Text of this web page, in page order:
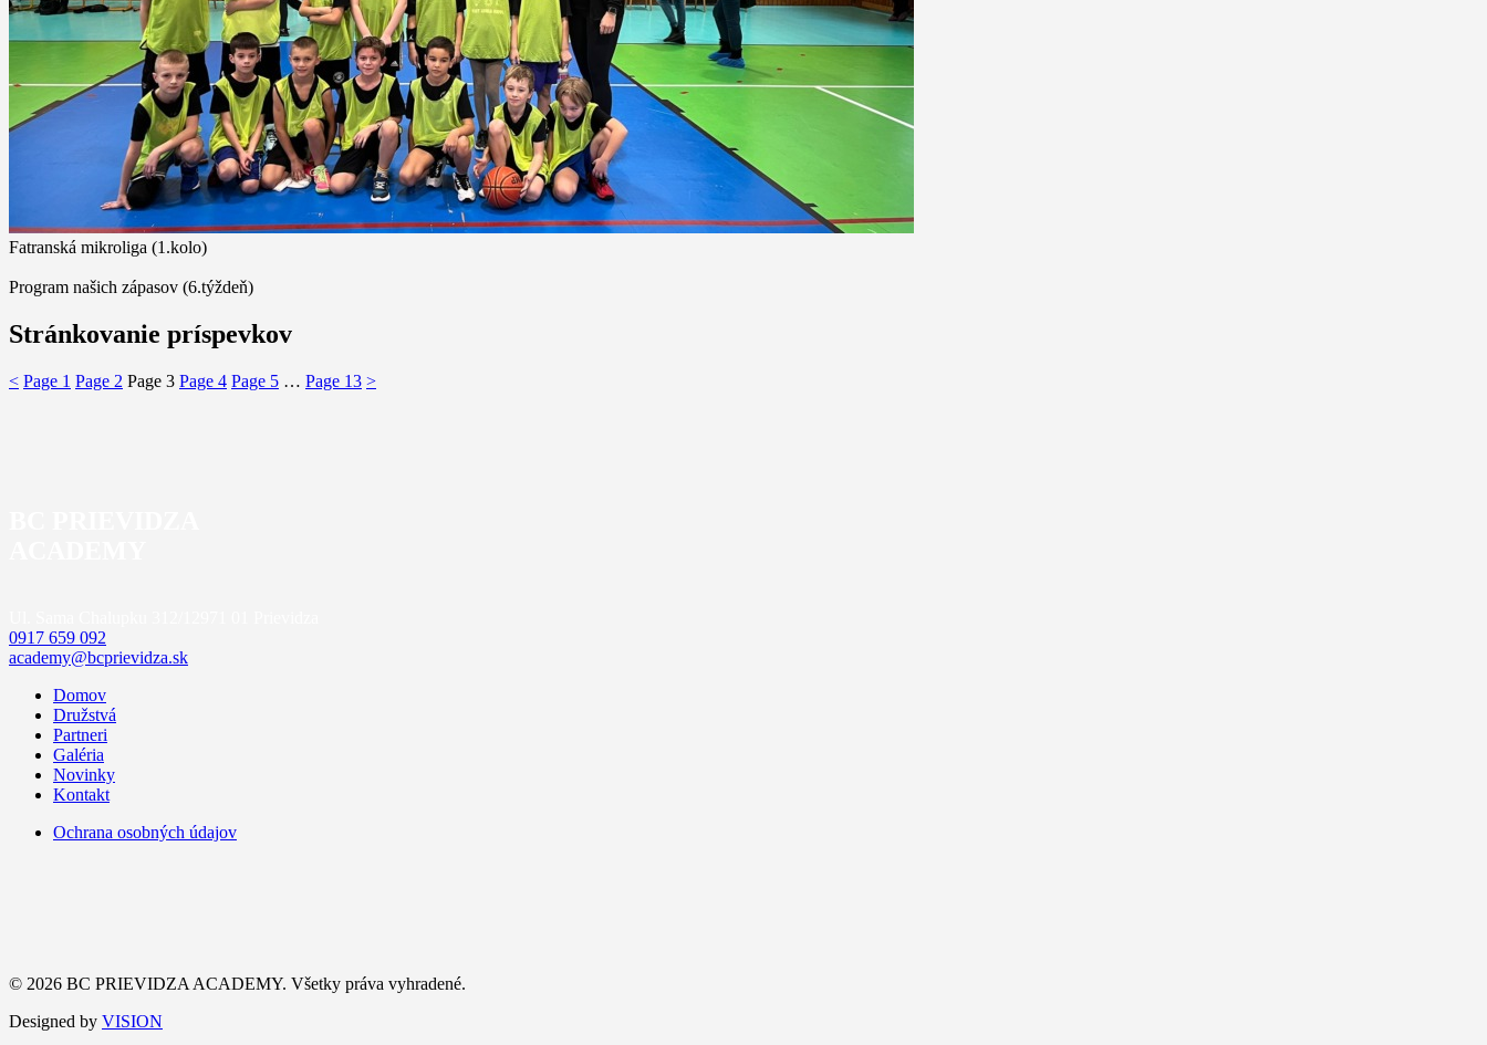
Fatranská mikroliga (1.kolo)
Program našich zápasov (6.týždeň)
Stránkovanie príspevkov
< Page 1 Page 2 Page 3 Page 4 Page 5 … Page 13 >
0917 659 092
academy@bcprievidza.sk
Domov
Družstvá
Partneri
Galéria
Novinky
Kontakt
Ochrana osobných údajov
© 2026 BC PRIEVIDZA ACADEMY. Všetky práva vyhradené.
Designed by VISION